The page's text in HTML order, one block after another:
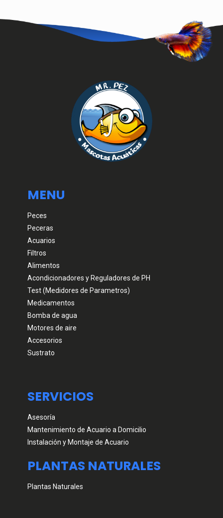
MENU
Peces
Peceras
Acuarios
Filtros
Alimentos
Acondicionadores y Reguladores de PH
Test (Medidores de Parametros)
Medicamentos
Bomba de agua
Motores de aire
Accesorios
Sustrato
SERVICIOS
Asesoría
Mantenimiento de Acuario a Domicilio
Instalación y Montaje de Acuario
PLANTAS NATURALES
Plantas Naturales